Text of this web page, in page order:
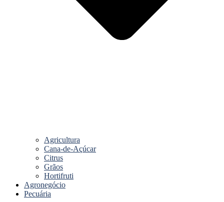
Agricultura
Cana-de-Açúcar
Citrus
Grãos
Hortifruti
Agronegócio
Pecuária